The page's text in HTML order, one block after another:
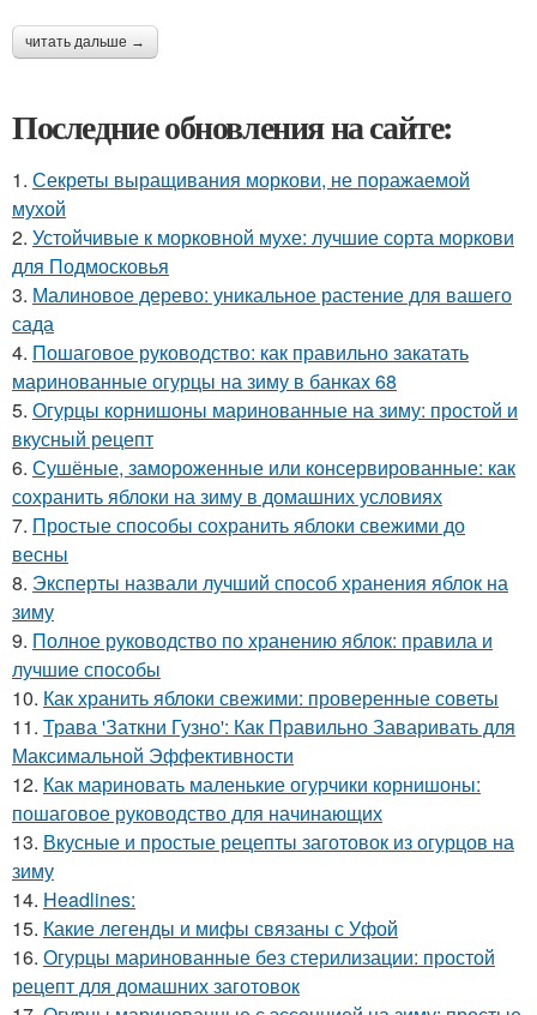
читать дальше →
Последние обновления на сайте:
1. Секреты выращивания моркови, не поражаемой
мухой
2. Устойчивые к морковной мухе: лучшие сорта моркови
для Подмосковья
3. Малиновое дерево: уникальное растение для вашего
сада
4. Пошаговое руководство: как правильно закатать
маринованные огурцы на зиму в банках 68
5. Огурцы корнишоны маринованные на зиму: простой и
вкусный рецепт
6. Сушёные, замороженные или консервированные: как
сохранить яблоки на зиму в домашних условиях
7. Простые способы сохранить яблоки свежими до
весны
8. Эксперты назвали лучший способ хранения яблок на
зиму
9. Полное руководство по хранению яблок: правила и
лучшие способы
10. Как хранить яблоки свежими: проверенные советы
11. Трава 'Заткни Гузно': Как Правильно Заваривать для
Максимальной Эффективности
12. Как мариновать маленькие огурчики корнишоны:
пошаговое руководство для начинающих
13. Вкусные и простые рецепты заготовок из огурцов на
зиму
14. Headlines:
15. Какие легенды и мифы связаны с Уфой
16. Огурцы маринованные без стерилизации: простой
рецепт для домашних заготовок